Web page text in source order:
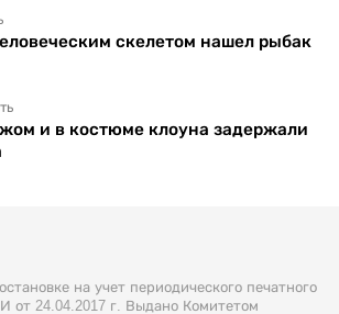
скелетом нашел рыбак
и в костюме клоуна задержали
на учет периодического печатного
от 24.04.2017 г. Выдано Комитетом